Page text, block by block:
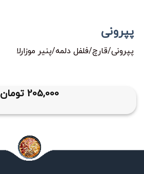
پپرونی
پپرونی/قارچ/فلفل دلمه/پنیر موزارلا
205,000 تومان